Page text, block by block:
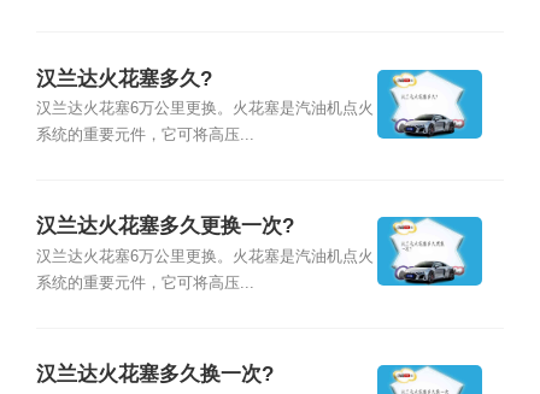
汉兰达火花塞多久?
汉兰达火花塞6万公里更换。火花塞是汽油机点火
系统的重要元件，它可将高压...
汉兰达火花塞多久更换一次?
汉兰达火花塞6万公里更换。火花塞是汽油机点火
系统的重要元件，它可将高压...
汉兰达火花塞多久换一次?